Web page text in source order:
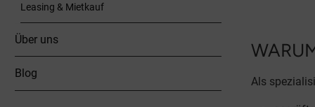
Leasing & Mietkauf
Über uns
Blog
Als